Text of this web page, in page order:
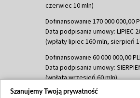
czerwiec 10 mln)
Dofinansowanie 170 000 000,00
Data podpisania umowy: LIPIEC
(wpłaty lipiec 160 mln, sierpień
Dofinansowanie 60 000 000,00
Data podpisania umowy:
(wpłata wrzesień 60 mln)
Dofinansowanie 635 783 051,21
Szanujemy Twoją prywatność